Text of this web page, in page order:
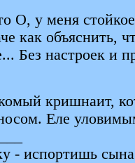
О, у меня
как объяснить,
Без настроек и
кришнаит,
Еле
- испортишь